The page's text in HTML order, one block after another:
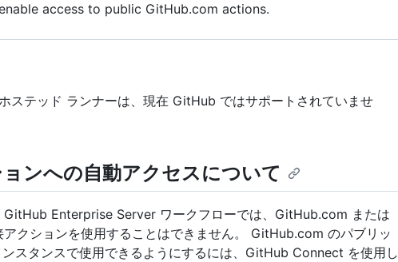
access to public GitHub.com actions.
ステッド ランナーは、現在 GitHub ではサポートされていませ
ンへの自動アクセスについて
Enterprise Server ワークフローでは、GitHub.com または
アクションを使用することはできません。 GitHub.com のパブリッ
スタンスで使用できるようにするには、GitHub Connect を使用し